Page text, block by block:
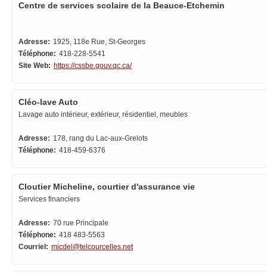
Centre de services scolaire de la Beauce-Etchemin
Adresse: 1925, 118e Rue, St-Georges
Téléphone: 418-228-5541
Site Web: https://cssbe.gouv.qc.ca/
Cléo-lave Auto
Lavage auto intérieur, extérieur, résidentiel, meubles
Adresse: 178, rang du Lac-aux-Grelots
Téléphone: 418-459-6376
Cloutier Micheline, courtier d'assurance vie
Services financiers
Adresse: 70 rue Principale
Téléphone: 418 483-5563
Courriel: micdel@telcourcelles.net